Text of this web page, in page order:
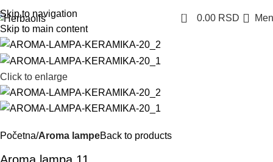
Skip to navigation
Skip to main content
0 0.00 RSD
Click to enlarge
Početna Aroma lampeBack to products